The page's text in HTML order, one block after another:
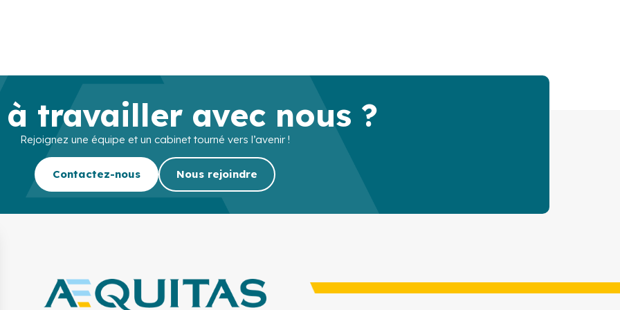
travailler avec nous ?
Rejoignez une équipe et un cabinet tourné vers l’avenir !
Contactez-nous Nous rejoindre